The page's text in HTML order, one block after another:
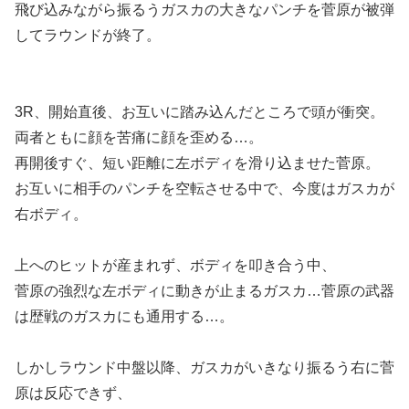
飛び込みながら振るうガスカの大きなパンチを菅原が被弾
してラウンドが終了。
3R、開始直後、お互いに踏み込んだところで頭が衝突。
両者ともに顔を苦痛に顔を歪める…。
再開後すぐ、短い距離に左ボディを滑り込ませた菅原。
お互いに相手のパンチを空転させる中で、今度はガスカが
右ボディ。
上へのヒットが産まれず、ボディを叩き合う中、
菅原の強烈な左ボディに動きが止まるガスカ…菅原の武器
は歴戦のガスカにも通用する…。
しかしラウンド中盤以降、ガスカがいきなり振るう右に菅
原は反応できず、